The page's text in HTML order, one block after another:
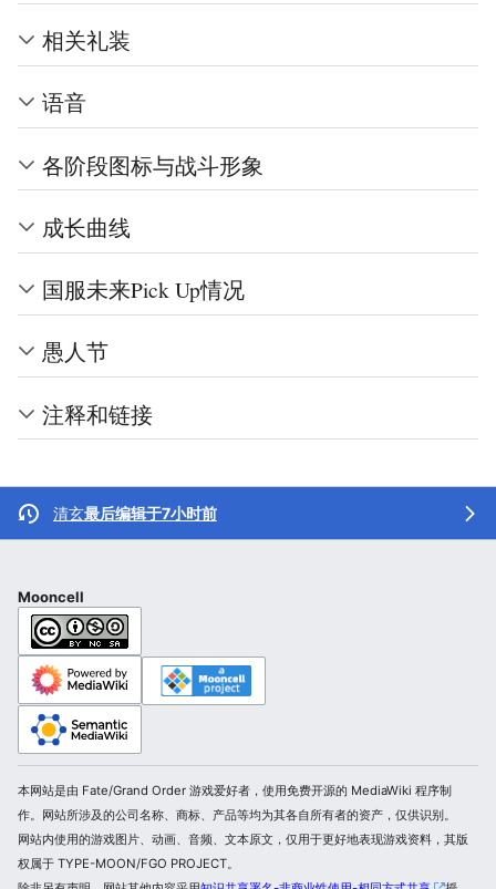
相关礼装
语音
各阶段图标与战斗形象
成长曲线
国服未来Pick Up情况
愚人节
注释和链接
清玄最后编辑于7小时前
Mooncell
本网站是由 Fate/Grand Order 游戏爱好者，使用免费开源的 MediaWiki 程序制
作。网站所涉及的公司名称、商标、产品等均为其各自所有者的资产，仅供识别。
网站内使用的游戏图片、动画、音频、文本原文，仅用于更好地表现游戏资料，其版
权属于 TYPE-MOON/FGO PROJECT。